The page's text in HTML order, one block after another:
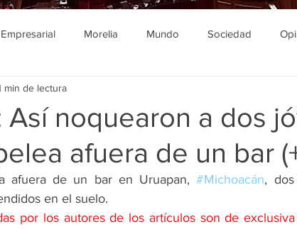
Empresarial Morelia Mundo Sociedad
Entretenimiento
Salud Gobierno Guanajuato Zamora
Viral Justicia
Así noquearon a dos
afuera de un bar
min de lectura
afuera de un bar en Uruapan, #Michoacán, dos
en el suelo.
por los autores de los artículos son de